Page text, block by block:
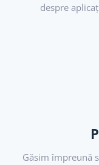
despre
Găsim împreună